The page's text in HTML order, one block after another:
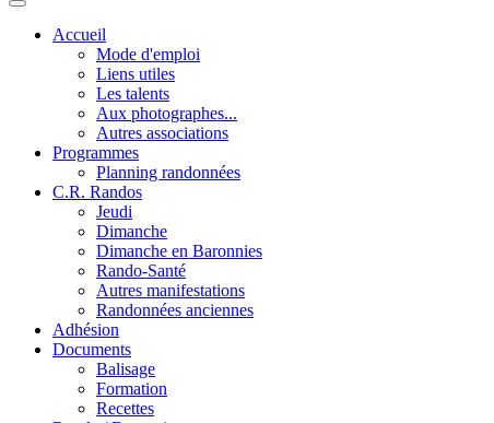
Accueil
Mode d'emploi
Liens utiles
Les talents
Aux photographes...
Autres associations
Programmes
Planning randonnées
C.R. Randos
Jeudi
Dimanche
Dimanche en Baronnies
Rando-Santé
Autres manifestations
Randonnées anciennes
Adhésion
Documents
Balisage
Formation
Recettes